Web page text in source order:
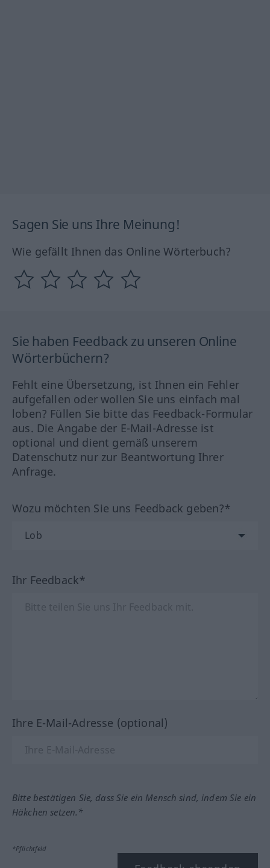
Sagen Sie uns Ihre Meinung!
Wie gefällt Ihnen das Online Wörterbuch?
Sie haben Feedback zu unseren Online
Wörterbüchern?
Fehlt eine Übersetzung, ist Ihnen ein Fehler
aufgefallen oder wollen Sie uns einfach mal
loben? Füllen Sie bitte das Feedback-Formular
aus. Die Angabe der E-Mail-Adresse ist
optional und dient gemäß unserem
Datenschutz nur zur Beantwortung Ihrer
Anfrage.
Wozu möchten Sie uns Feedback geben?*
Ihr Feedback*
Ihre E-Mail-Adresse (optional)
Bitte bestätigen Sie, dass Sie ein Mensch sind, indem Sie ein
Häkchen setzen.*
*Pflichtfeld